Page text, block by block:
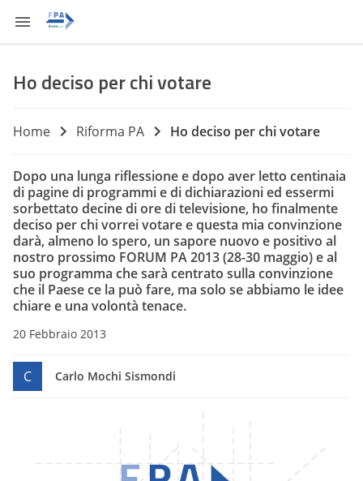
Ho deciso per chi votare
Home Riforma PA Ho deciso per chi votare
Dopo una lunga riflessione e dopo aver letto centinaia
di pagine di programmi e di dichiarazioni ed essermi
sorbettato decine di ore di televisione, ho finalmente
deciso per chi vorrei votare e questa mia convinzione
darà, almeno lo spero, un sapore nuovo e positivo al
nostro prossimo FORUM PA 2013 (28-30 maggio) e al
suo programma che sarà centrato sulla convinzione
che il Paese ce la può fare, ma solo se abbiamo le idee
chiare e una volontà tenace.
20 Febbraio 2013
C Carlo Mochi Sismondi